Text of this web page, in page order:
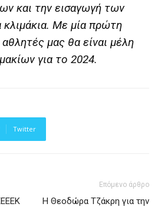
και την εισαγωγή των
Με μία πρώτη
μας θα είναι μέλη
για το 2024.
Twitter
Επόμενο άρθρο
Η Θεοδώρα Τζάκρη για την